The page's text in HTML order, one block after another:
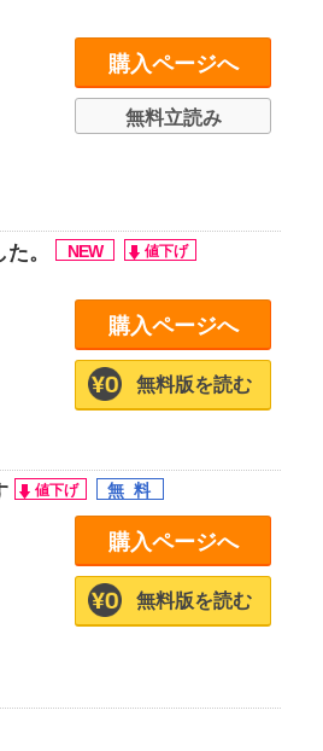
購入ページへ
無料立読み
。
購入ページへ
無料版を読む
購入ページへ
無料版を読む